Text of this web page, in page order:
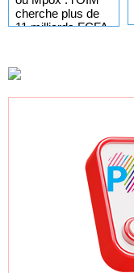
cherche plus de
11 milliards FCFA